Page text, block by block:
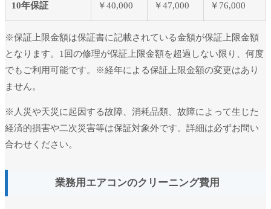
10年保証 ￥40,000 ￥47,000 ￥76,000
※保証上限金額は保証書に記載されている金額が保証上限金額
となります。1回の修理が保証上限金額を超過しない限り、何度
でもご利用可能です。※経年による保証上限金額の変更はあり
ません。
※人災や天災に起因する故障、消耗品類、故障によって生じた
経済的損害や二次災害等は保証対象外です。詳細は必ずお問い
合わせください。
業務用エアコンのクリーニング費用